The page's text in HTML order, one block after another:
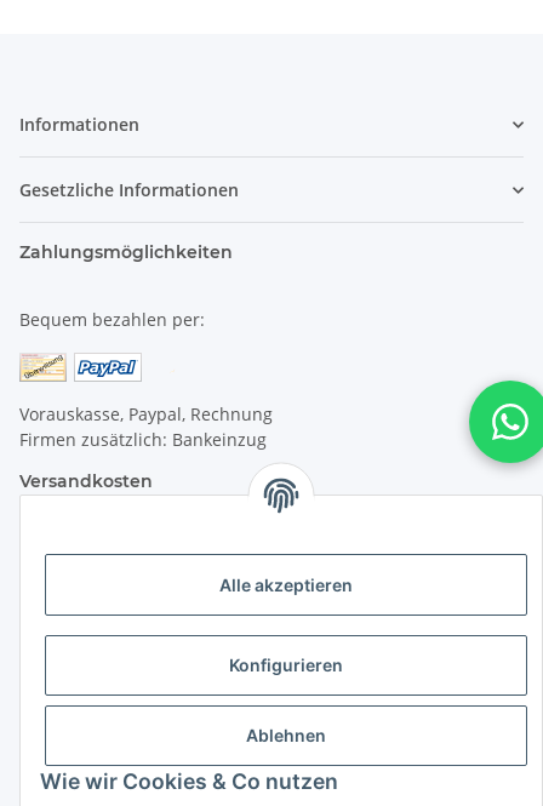
Alle akzeptieren
Konfigurieren
Ablehnen
Wie wir Cookies & Co nutzen
Informationen
Gesetzliche Informationen
Zahlungsmöglichkeiten
Bequem bezahlen per:
Vorauskasse, Paypal, Rechnung
Firmen zusätzlich: Bankeinzug
Versandkosten
versandkostenfrei ab 25 € (darunter 6 €)
versandkostenfrei ab 50 € (darunter 7 €)
Wir liefern per DHL Paket (auch an Packstationen)
Versand ins Ausland siehehier